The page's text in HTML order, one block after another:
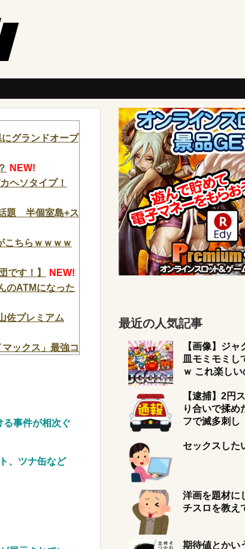
グランドオープ
NEW!
ヘソタイプ！
題 半個室島+ス
こちらｗｗｗｗ
です！】
NEW!
のATMになった
佐プレミアム
ックス」最強コ
に炎天下で腐敗
工場増築へ
ウントを晒し
刑は死刑！
経費でタダ！
事件が相次ぐ
、ツナ缶など
最近の人気記事
【画像】ジ
皿モミモミし
ｗ これ楽しい
【逮捕】2円
り合いで揉め
フで滅多刺
セックスした
洋画を題材に
チスロを教え
期待値とかい